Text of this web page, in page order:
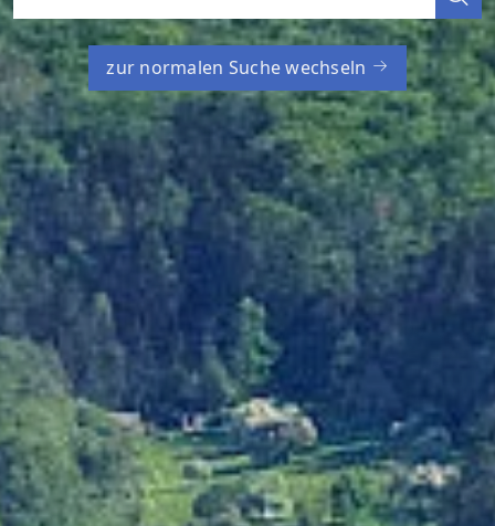
zur normalen Suche wechseln